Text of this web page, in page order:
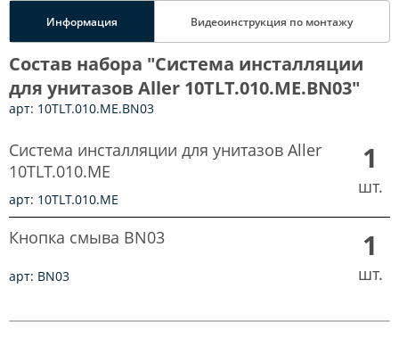
Информация Видеоинструкция по монтажу
Состав набора "Система инсталляции
для унитазов Aller 10TLT.010.ME.BN03"
арт: 10TLT.010.ME.BN03
Система инсталляции для унитазов Aller
10TLT.010.ME
арт: 10TLT.010.ME
1
шт.
Кнопка смыва BN03
арт: BN03
1
шт.